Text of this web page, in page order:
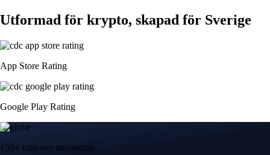
Utformad för krypto, skapad för Sverige
App Store Rating
Google Play Rating
150+ miljoner användare